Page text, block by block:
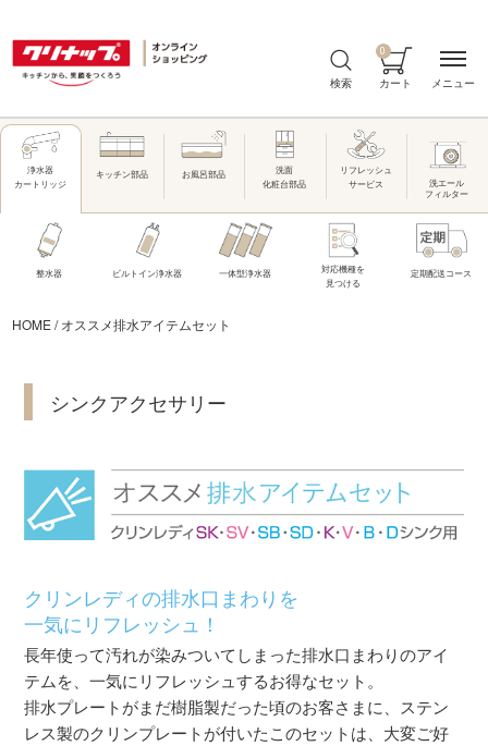
検索 カート
0
浄水器
カートリッジ
キッチン部品 お風呂部品
洗面
化粧台部品
リフレッシュ
サービス
洗エール
フィルター
整水器 ビルトイン浄水器 一体型浄水器
対応機種を
見つける
定期配送コース
HOME/オススメ排水アイテムセット
シンクアクセサリー
クリンレディの排水口まわりを
一気にリフレッシュ！
長年使って汚れが染みついてしまった排水口まわりのアイ
テムを、一気にリフレッシュするお得なセット。
排水プレートがまだ樹脂製だった頃のお客さまに、ステン
レス製のクリンプレートが付いたこのセットは、大変ご好
メニュー